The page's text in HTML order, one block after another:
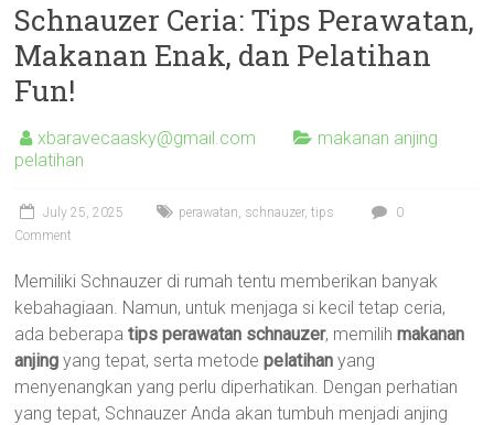
Schnauzer Ceria: Tips Perawatan,
Makanan Enak, dan Pelatihan
Fun!
xbaravecaasky@gmail.com
makanan anjing
pelatihan
July 25, 2025 perawatan, schnauzer,tips
0
Comment
Memiliki Schnauzer di rumah tentu memberikan banyak
kebahagiaan. Namun, untuk menjaga si kecil tetap ceria,
ada beberapatips perawatan schnauzer, memilihmakanan
anjing yang tepat, serta metodepelatihan yang
menyenangkan yang perlu diperhatikan. Dengan perhatian
yang tepat, Schnauzer Anda akan tumbuh menjadi anjing